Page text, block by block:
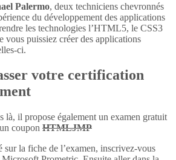
Palermo, deux techniciens chevronnés
du développement des applications
les technologies l’HTML5, le CSS3
vous puissiez créer des applications
ci.
votre certification
là, il propose également un examen gratuit
coupon HTMLJMP
sur la fiche de l’examen, inscrivez-vous